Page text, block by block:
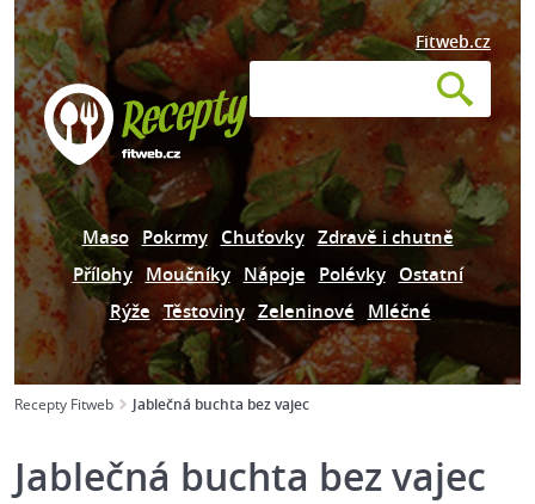
Fitweb.cz
Maso Pokrmy Chuťovky Zdravě i chutně
Přílohy Moučníky Nápoje Polévky Ostatní
Rýže Těstoviny Zeleninové Mléčné
Recepty Fitweb Jablečná buchta bez vajec
Jablečná buchta bez vajec